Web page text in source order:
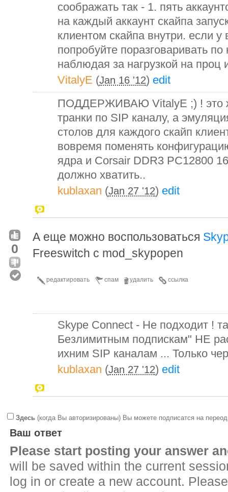
соображать так - 1. пять
на каждый аккаунт скайпа
клиентом скайпа внутри. если у
попробуйте поразговаривать
наблюдая за нагрузкой на проц
VitalyE (Jan 16 '12) edit
ПОДДЕРЖИВАЮ VitalyE ;) ! это
транки по SIP каналу, а
столов для каждого скайп
вовремя поменять
ядра и Corsair DDR3 PC12800
должно хватить..
kublaxan (Jan 27 '12) edit
0
А еще можно воспользоваться
Freeswitch c mod_skypopen
ссылка
удалить
спам
редактировать
Skype Connect - Не подходит !
Безлимитным подпискам" НЕ
ихним SIP каналам ... Только
kublaxan (Jan 27 '12) edit
Здесь (когда Вы авторизированы) Вы можете подписатся на
Ваш ответ
Please start posting your answer
will be saved within the current
log in or create a new account.